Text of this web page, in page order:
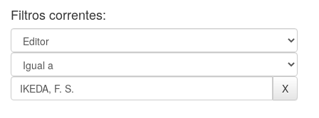
Filtros correntes: